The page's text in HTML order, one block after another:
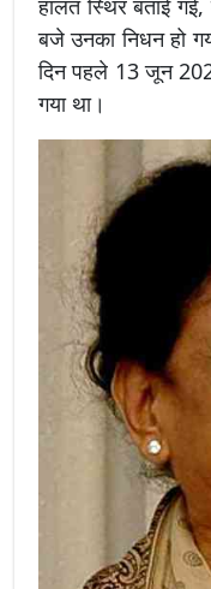
बजे उनका निधन हो
दिन पहले 13 जून
गया था।